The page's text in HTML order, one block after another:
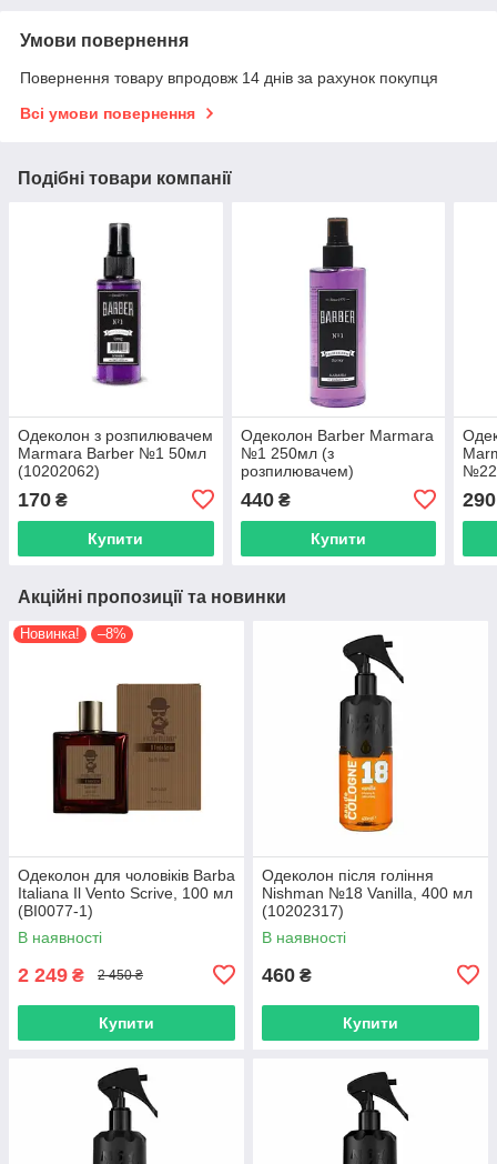
Умови повернення
Повернення товару впродовж 14 днів за рахунок покупця
Всі умови повернення
Подібні товари компанії
Одеколон з розпилювачем
Marmara Barber №1 50мл
(10202062)
170 ₴
Купити
Одеколон Barber Marmara
№1 250мл (з
розпилювачем)
440₴
Купити
№22
290
Акційні пропозиції та новинки
Новинка! –8%
Одеколон для чоловіків Barba
Italiana Il Vento Scrive, 100 мл
(BI0077-1)
В наявності
2 249 ₴ 2 450 ₴
Купити
Одеколон після гоління
Nishman №18 Vanilla, 400 мл
(10202317)
В наявності
460 ₴
Купити